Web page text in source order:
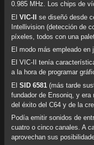
0.985 MHz. Los chips de
El VIC-II
se diseñó desde
Intellivision (detección de
píxeles, todos con una
El modo más empleado
El VIC-II tenía
a la hora de programar
El SID 6581(más tarde
fundador de Ensoniq, y
del éxito del C64 y de la
Podía emitir sonidos de
cuatro o cinco canales. A
aprovechan sus